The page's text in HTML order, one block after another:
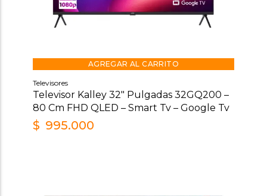
AGREGAR AL CARRITO
Televisores
Televisor Kalley 32″ Pulgadas 32GQ200 –
80 Cm FHD QLED – Smart Tv – Google Tv
$ 995.000